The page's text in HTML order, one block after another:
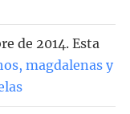
de 2014. Esta
magdalenas y